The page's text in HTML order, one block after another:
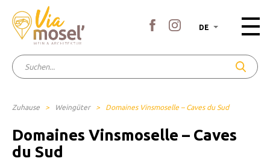
DE
Zuhause > Weingüter > Domaines Vinsmoselle – Caves du Sud
Domaines Vinsmoselle – Caves
du Sud